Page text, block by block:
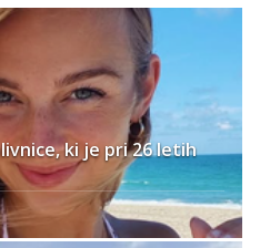
ki je pri 26 letih